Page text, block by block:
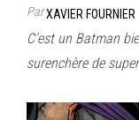
ParXAVIER FOURNIER
C’est un Batman
surenchère de